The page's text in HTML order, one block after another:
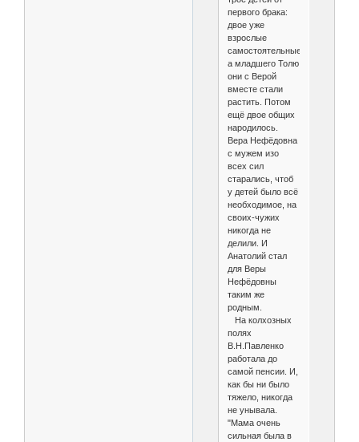
первого брака:
двое уже
взрослые
самостоятельные,
а младшего Толю
они с Верой
вместе стали
растить. Потом
ещё двое общих
народилось.
Вера Нефёдовна
с мужем изо
всех сил
старались, чтоб
у детей было всё
необходимое, на
своих-чужих
никогда не
делили. И
Анатолий стал
для Веры
Нефёдовны
таким же
родным.
На колхозных
полях
В.Н.Павленко
работала до
самой пенсии. И,
как бы ни было
тяжело, никогда
не унывала.
"Мама очень
сильная была в